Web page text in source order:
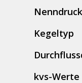
Nenndruck
Kegeltyp
kvs-Werte